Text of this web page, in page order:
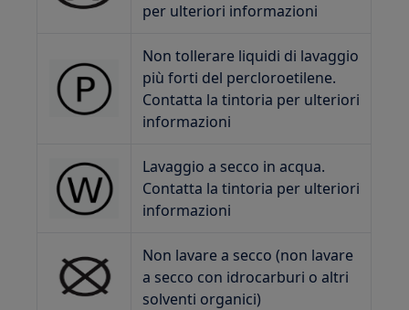
per ulteriori informazioni
Non tollerare liquidi di lavaggio
più forti del percloroetilene.
Contatta la tintoria per ulteriori
informazioni
Lavaggio a secco in acqua.
Contatta la tintoria per ulteriori
informazioni
Non lavare a secco (non lavare
a secco con idrocarburi o altri
solventi organici)